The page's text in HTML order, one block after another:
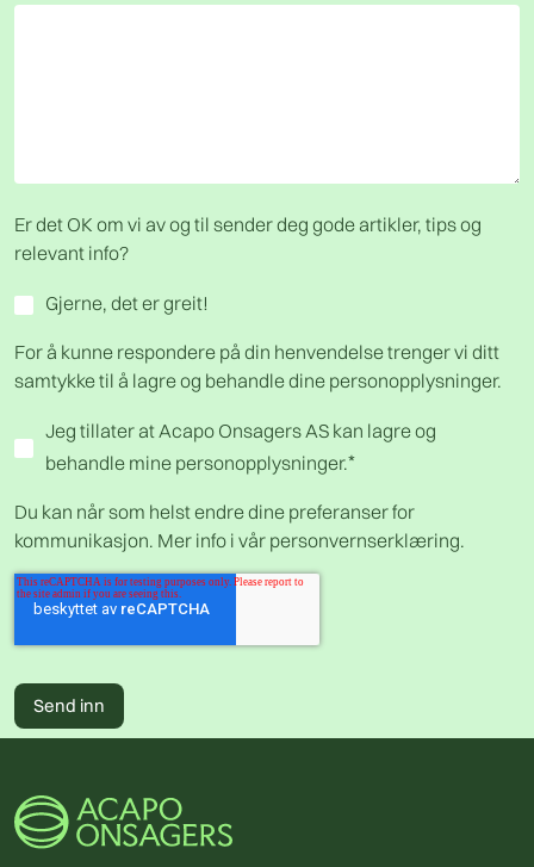
Er det OK om vi av og til sender deg gode artikler, tips og
relevant info?
Gjerne, det er greit!
For å kunne respondere på din henvendelse trenger vi ditt
samtykke til å lagre og behandle dine personopplysninger.
Jeg tillater at Acapo Onsagers AS kan lagre og
behandle mine personopplysninger.*
Du kan når som helst endre dine preferanser for
kommunikasjon. Mer info i vår personvernserklæring.